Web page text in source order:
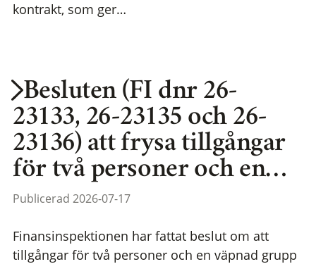
kontrakt, som ger…
Besluten (FI dnr 26-
23133, 26-23135 och 26-
23136) att frysa tillgångar
för två personer och en…
Publicerad 2026-07-17
Finansinspektionen har fattat beslut om att
tillgångar för två personer och en väpnad grupp